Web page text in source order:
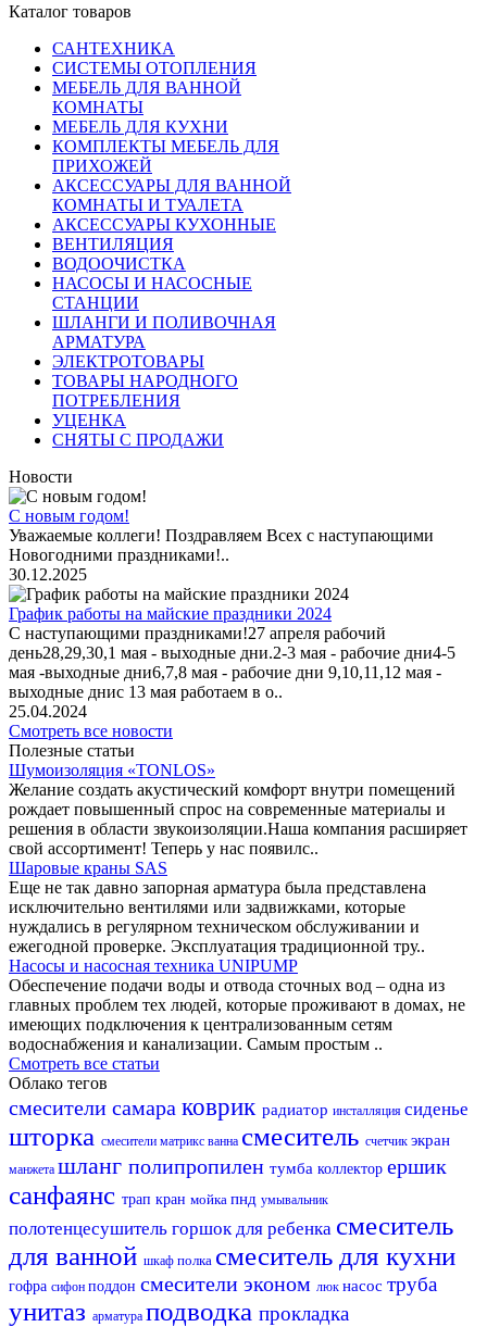
Каталог товаров
САНТЕХНИКА
СИСТЕМЫ ОТОПЛЕНИЯ
МЕБЕЛЬ ДЛЯ ВАННОЙ
КОМНАТЫ
МЕБЕЛЬ ДЛЯ КУХНИ
КОМПЛЕКТЫ МЕБЕЛЬ ДЛЯ
ПРИХОЖЕЙ
АКСЕССУАРЫ ДЛЯ ВАННОЙ
КОМНАТЫ И ТУАЛЕТА
АКСЕССУАРЫ КУХОННЫЕ
ВЕНТИЛЯЦИЯ
ВОДООЧИСТКА
НАСОСЫ И НАСОСНЫЕ
СТАНЦИИ
ШЛАНГИ И ПОЛИВОЧНАЯ
АРМАТУРА
ЭЛЕКТРОТОВАРЫ
ТОВАРЫ НАРОДНОГО
ПОТРЕБЛЕНИЯ
УЦЕНКА
СНЯТЫ С ПРОДАЖИ
Новости
С новым годом!
Уважаемые коллеги! Поздравляем Всех с наступающими
Новогодними праздниками!..
30.12.2025
График работы на майские праздники 2024
С наступающими праздниками!27 апреля рабочий
день28,29,30,1 мая - выходные дни.2-3 мая - рабочие дни4-5
мая -выходные дни6,7,8 мая - рабочие дни 9,10,11,12 мая -
выходные днис 13 мая работаем в о..
25.04.2024
Смотреть все новости
Полезные статьи
Шумоизоляция «TONLOS»
Желание создать акустический комфорт внутри помещений
рождает повышенный спрос на современные материалы и
решения в области звукоизоляции.Наша компания расширяет
свой ассортимент! Теперь у нас появилс..
Шаровые краны SAS
Еще не так давно запорная арматура была представлена
исключительно вентилями или задвижками, которые
нуждались в регулярном техническом обслуживании и
ежегодной проверке. Эксплуатация традиционной тру..
Насосы и насосная техника UNIPUMP
Обеспечение подачи воды и отвода сточных вод – одна из
главных проблем тех людей, которые проживают в домах, не
имеющих подключения к централизованным сетям
водоснабжения и канализации. Самым простым ..
Смотреть все статьи
Облако тегов
смесители самара коврик радиатор инсталляция сиденье
шторка смесители матрикс ванна смеситель счетчик экран
манжета шланг полипропилен тумба коллектор ершик
санфаянс трап кран мойка пнд умывальник
полотенцесушитель горшок для ребенка смеситель
для ванной шкаф полка смеситель для кухни
гофра сифон поддон смесители эконом люк насос труба
унитаз арматура подводка прокладка